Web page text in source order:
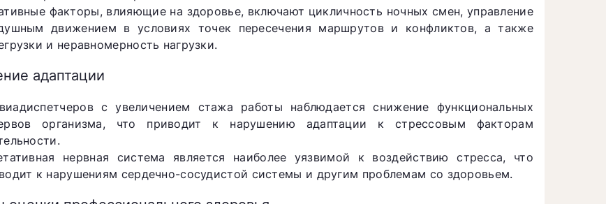
факторы, влияющие на здоровье, включают цикличность ночных смен, управление
движением в условиях точек пересечения маршрутов и конфликтов, а также
и неравномерность нагрузки.
адаптации
с увеличением стажа работы наблюдается снижение функциональных
организма, что приводит к нарушению адаптации к стрессовым факторам
нервная система является наиболее уязвимой к воздействию стресса, что
к нарушениям сердечно-сосудистой системы и другим проблемам со здоровьем.